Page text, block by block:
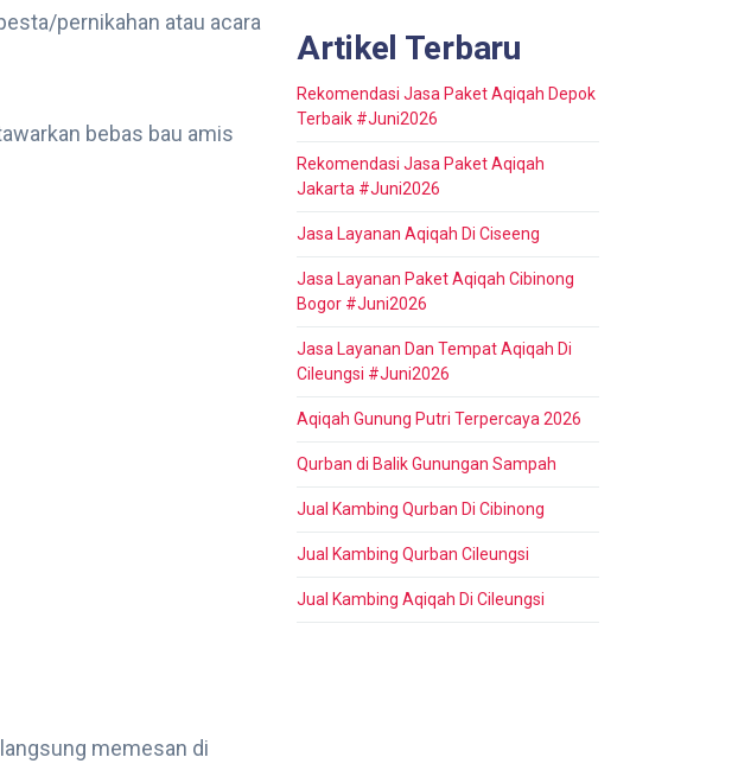
pernikahan atau acara
bebas bau amis
memesan di
Artikel Terbaru
Rekomendasi Jasa Paket Aqiqah Depok
Terbaik #Juni2026
Rekomendasi Jasa Paket Aqiqah
Jakarta #Juni2026
Jasa Layanan Aqiqah Di Ciseeng
Jasa Layanan Paket Aqiqah Cibinong
Bogor #Juni2026
Jasa Layanan Dan Tempat Aqiqah Di
Cileungsi #Juni2026
Aqiqah Gunung Putri Terpercaya 2026
Qurban di Balik Gunungan Sampah
Jual Kambing Qurban Di Cibinong
Jual Kambing Qurban Cileungsi
Jual Kambing Aqiqah Di Cileungsi